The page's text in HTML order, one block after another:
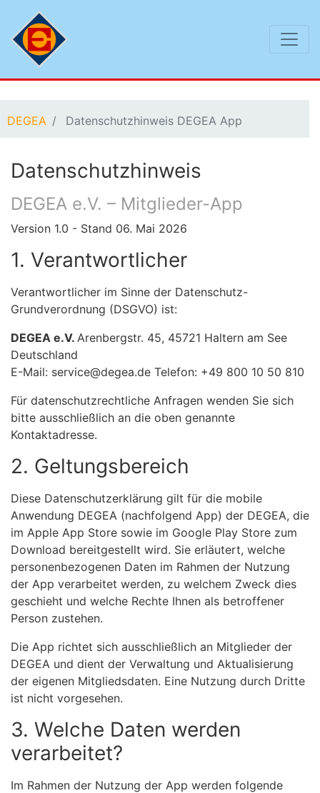
DEGEA Datenschutzhinweis DEGEA App
Datenschutzhinweis
DEGEA e.V. – Mitglieder-App
Version 1.0 - Stand 06. Mai 2026
1. Verantwortlicher
Verantwortlicher im Sinne der Datenschutz-
Grundverordnung (DSGVO) ist:
DEGEA e.V. Arenbergstr. 45, 45721 Haltern am See
Deutschland
E-Mail: service@degea.de Telefon: +49 800 10 50 810
Für datenschutzrechtliche Anfragen wenden Sie sich
bitte ausschließlich an die oben genannte
Kontaktadresse.
2. Geltungsbereich
Diese Datenschutzerklärung gilt für die mobile
Anwendung DEGEA (nachfolgend App) der DEGEA, die
im Apple App Store sowie im Google Play Store zum
Download bereitgestellt wird. Sie erläutert, welche
personenbezogenen Daten im Rahmen der Nutzung
der App verarbeitet werden, zu welchem Zweck dies
geschieht und welche Rechte Ihnen als betroffener
Person zustehen.
Die App richtet sich ausschließlich an Mitglieder der
DEGEA und dient der Verwaltung und Aktualisierung
der eigenen Mitgliedsdaten. Eine Nutzung durch Dritte
ist nicht vorgesehen.
3. Welche Daten werden
verarbeitet?
Im Rahmen der Nutzung der App werden folgende